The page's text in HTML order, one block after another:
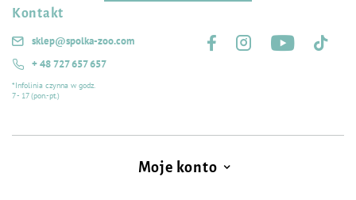
Kontakt
sklep@spolka-zoo.com
+ 48 727 657 657
*Infolinia czynna w godz.
7 - 17 (pon.-pt.)
Moje konto